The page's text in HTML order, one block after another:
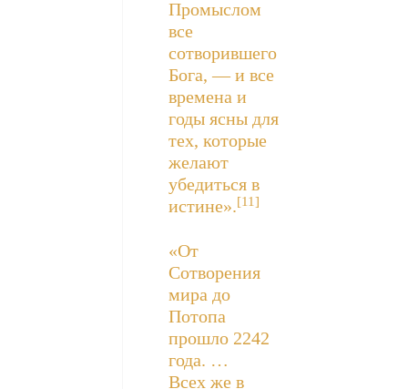
Промыслом
все
сотворившего
Бога, — и все
времена и
годы ясны для
тех, которые
желают
убедиться в
истине».[11]
«От
Сотворения
мира до
Потопа
прошло 2242
года. …
Всех же в